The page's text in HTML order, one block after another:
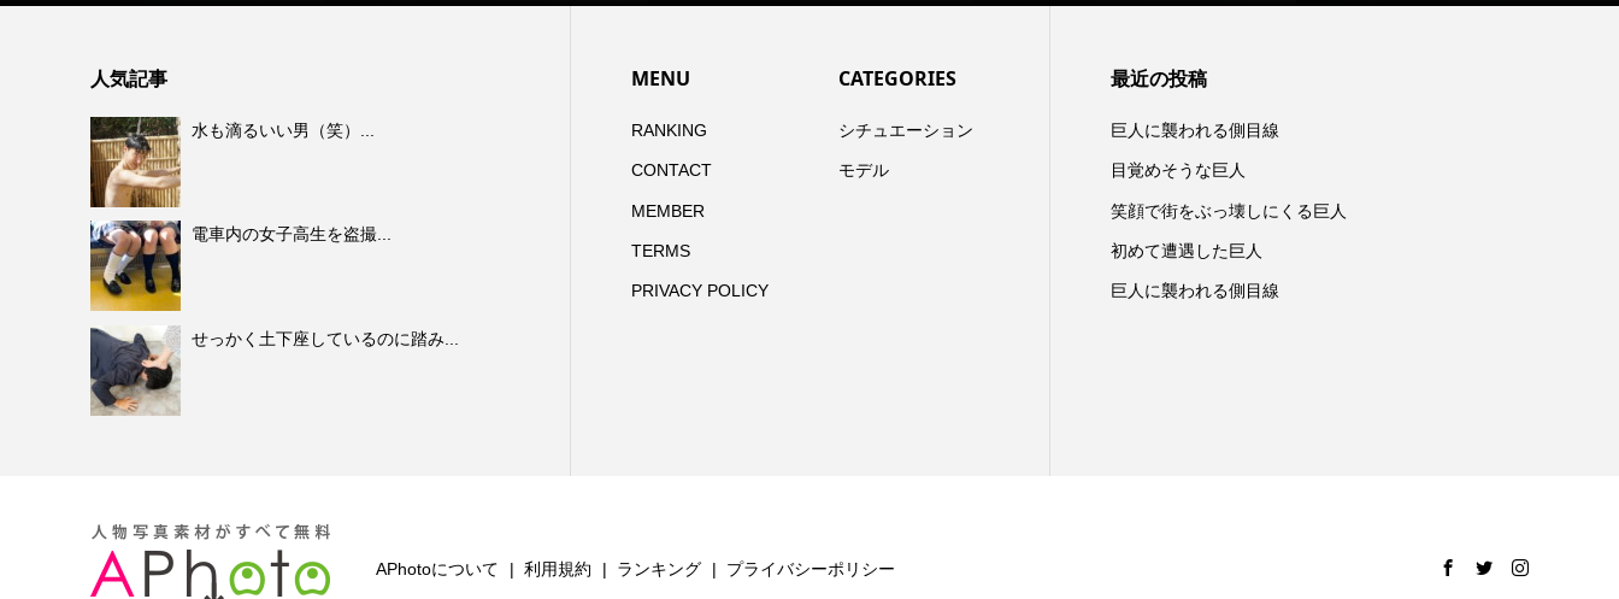
人気記事
水も滴るいい男（笑）...
電車内の女子高生を盗撮...
せっかく土下座しているのに踏み...
MENU
RANKING
CONTACT
MEMBER
TERMS
PRIVACY POLICY
CATEGORIES
シチュエーション
モデル
最近の投稿
巨人に襲われる側目線
目覚めそうな巨人
笑顔で街をぶっ壊しにくる巨人
初めて遭遇した巨人
巨人に襲われる側目線
APhotoについて 利用規約 ランキング プライバシーポリシー